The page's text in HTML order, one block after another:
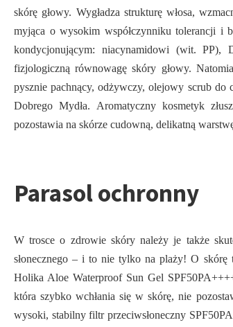
skórę głowy. Wygładza strukturę włosa,
myjąca o wysokim współczynniku tolerancji i
kondycjonującym: niacynamidowi (wit. PP),
fizjologiczną równowagę skóry głowy.
pysznie pachnący, odżywczy, olejowy scrub do
Dobrego Mydła. Aromatyczny kosmetyk
pozostawia na skórze cudowną, delikatną
Parasol ochronny
W trosce o zdrowie skóry należy je także
słonecznego – i to nie tylko na plaży! O skórę
Holika Aloe Waterproof Sun Gel
która szybko wchłania się w skórę, nie
wysoki, stabilny filtr przeciwsłoneczny